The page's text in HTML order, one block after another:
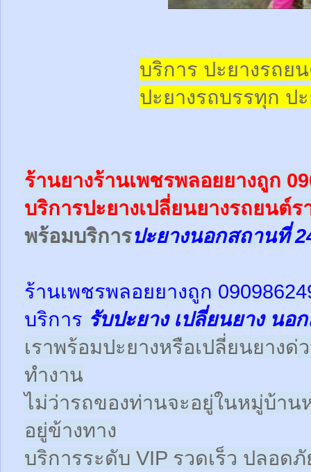
บริการ ปะยางรถย
ปะยางรถบรรทุก ป
ร้านยางร้านเพชรพลอยยางถูก
บริการปะยางเปลี่ยนยางรถยนต์
พร้อมบริการปะยางนอกสถานที่
ร้านเพชรพลอยยางถูก
บริการ รับปะยาง เปลี่ยนยาง นอ
เราพร้อมปะยางหรือเปลี่ยนยาง
ทำงาน
ไม่ว่ารถของท่านจะอยู่ในหมู่บ้า
อยู่ข้างทาง
บริการระดับ VIP รวดเร็ว ปลอด